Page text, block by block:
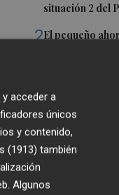
situación 2 del
2El pequeño
Tesoro y
3El oleoturismo
internacional
4El eclipse del
espectáculo
perseidas "de
acceder a
únicos
y contenido,
(1913) también
Algunos